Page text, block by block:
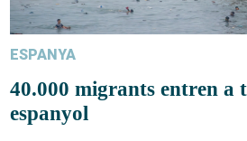
ESPANYA
40.000 migrants entren a
espanyol